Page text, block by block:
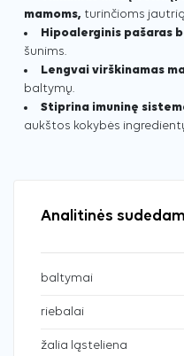
mamoms, turinčioms
Hipoalerginis pašaras
šunims.
Lengvai virškinamas
baltymų.
Stiprina imuninę
aukštos kokybės
Analitinės
baltymai
riebalai
žalia ląsteliena